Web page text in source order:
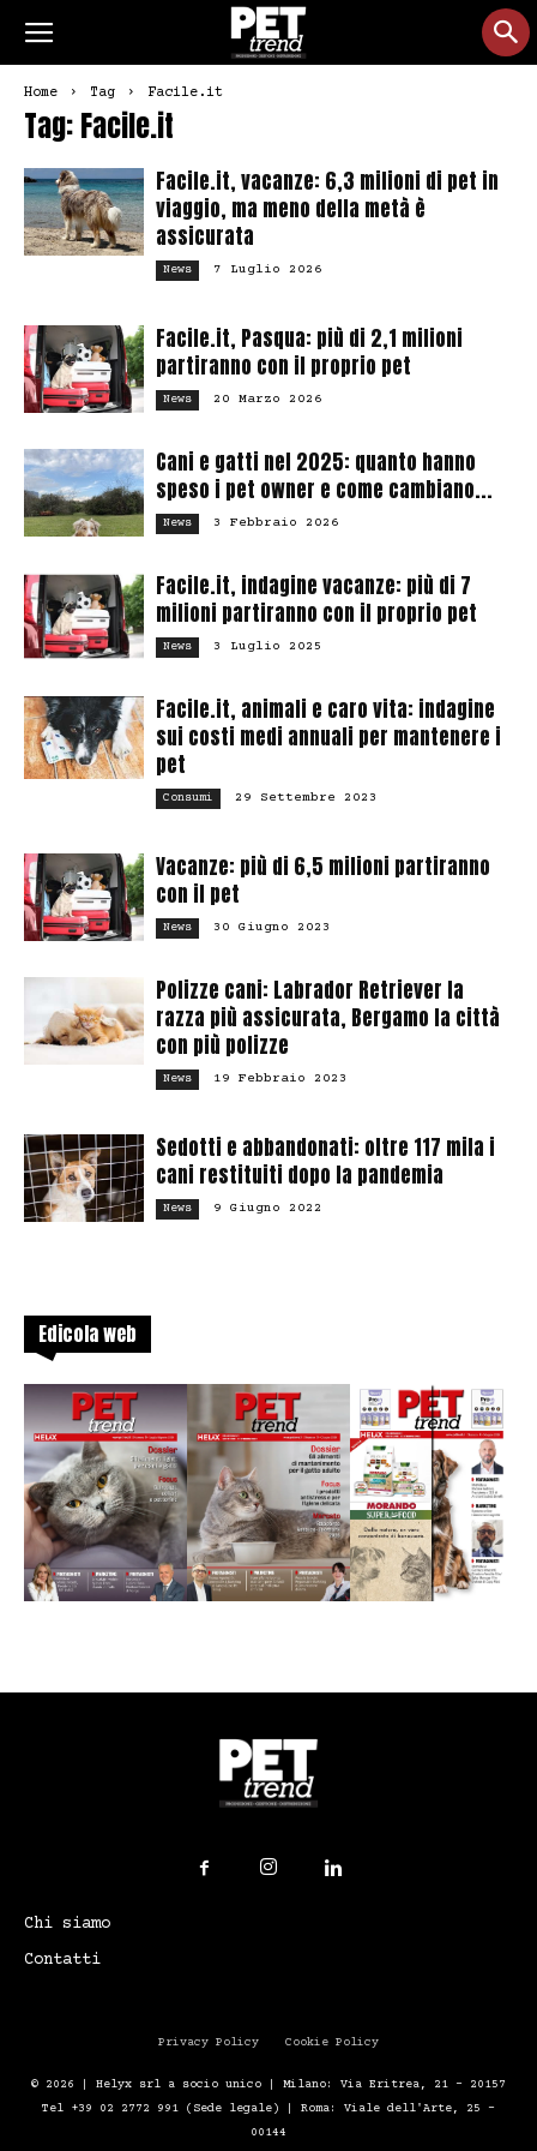
Home Tag Facile.it
Tag: Facile.it
Facile.it, vacanze: 6,3 milioni di pet in
viaggio, ma meno della metà è
assicurata
News 7 Luglio 2026
Facile.it, Pasqua: più di 2,1 milioni
partiranno con il proprio pet
News 20 Marzo 2026
Cani e gatti nel 2025: quanto hanno
speso i pet owner e come cambiano...
News 3 Febbraio 2026
Facile.it, indagine vacanze: più di 7
milioni partiranno con il proprio pet
News 3 Luglio 2025
Facile.it, animali e caro vita: indagine
sui costi medi annuali per mantenere i
pet
Consumi 29 Settembre 2023
Vacanze: più di 6,5 milioni partiranno
con il pet
News 30 Giugno 2023
Polizze cani: Labrador Retriever la
razza più assicurata, Bergamo la città
con più polizze
News 19 Febbraio 2023
Sedotti e abbandonati: oltre 117 mila i
cani restituiti dopo la pandemia
News 9 Giugno 2022
Edicola web
Chi siamo
Contatti
Privacy Policy Cookie Policy
© 2026 | Helyx srl a socio unico | Milano: Via Eritrea, 21 – 20157
Tel +39 02 2772 991 (Sede legale) | Roma: Viale dell'Arte, 25 -
00144